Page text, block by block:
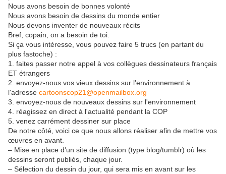
Nous avons besoin de bonnes volonté
Nous avons besoin de dessins du monde entier
Nous devons inventer de nouveaux récits
Bref, copain, on a besoin de toi.
Si ça vous intéresse, vous pouvez faire 5 trucs (en partant du
plus fastoche) :
1. faites passer notre appel à vos collègues dessinateurs français
ET étrangers
2. envoyez-nous vos vieux dessins sur l'environnement à
l'adresse cartoonscop21@openmailbox.org
3. envoyez-nous de nouveaux dessins sur l'environnement
4. réagissez en direct à l'actualité pendant la COP
5. venez carrément dessiner sur place
De notre côté, voici ce que nous allons réaliser afin de mettre vos
œuvres en avant.
– Mise en place d'un site de diffusion (type blog/tumblr) où les
dessins seront publiés, chaque jour.
– Sélection du dessin du jour, qui sera mis en avant sur les